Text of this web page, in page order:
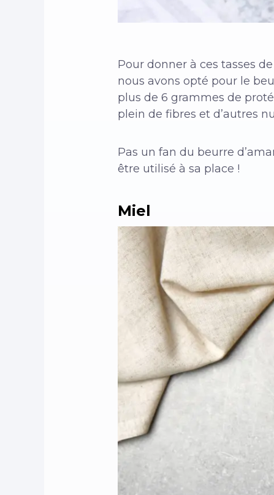
Pour donner à ces tasses
nous avons opté pour le
plus de 6 grammes de
plein de fibres et d’autres
Pas un fan du beurre
être utilisé à sa place !
Miel